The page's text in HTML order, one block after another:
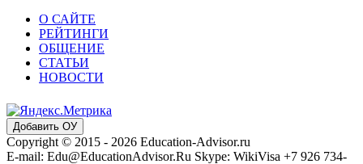
О САЙТЕ
РЕЙТИНГИ
ОБЩЕНИЕ
СТАТЬИ
НОВОСТИ
Добавить ОУ
Copyright © 2015 - 2026 Education-Advisor.ru
E-mail: Edu@EducationAdvisor.Ru Skype: WikiVisa +7 926 734-